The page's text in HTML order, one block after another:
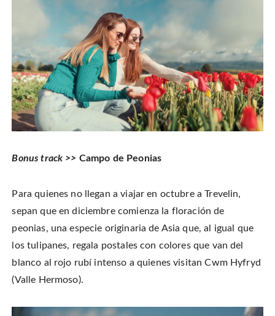
Bonus track >> Campo de Peonias
Para quienes no llegan a viajar en octubre a Trevelin,
sepan que en diciembre comienza la floración de
peonias, una especie originaria de Asia que, al igual que
los tulipanes, regala postales con colores que van del
blanco al rojo rubí intenso a quienes visitan Cwm Hyfryd
(Valle Hermoso).